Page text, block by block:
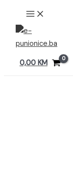
Preskoči
sadržaj
MAIN
MENU
0,00 KM